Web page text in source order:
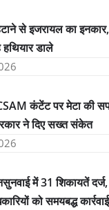
से इजरायल का
हथियार डाले
कंटेंट पर मेटा की
ने दिए सख्त संकेत
में 31 शिकायतें
को समयबद्ध